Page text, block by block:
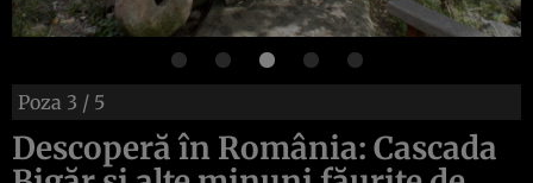
Poza 3 / 5
Descoperă în România: Cascada